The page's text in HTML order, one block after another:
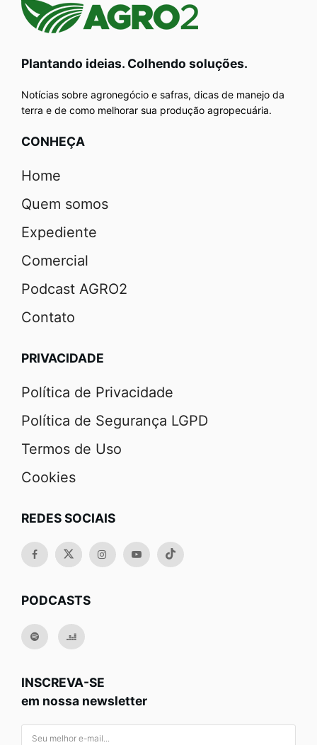
Plantando ideias. Colhendo soluções.
Notícias sobre agronegócio e safras, dicas de manejo da
terra e de como melhorar sua produção agropecuária.
CONHEÇA
Home
Quem somos
Expediente
Comercial
Podcast AGRO2
Contato
PRIVACIDADE
Política de Privacidade
Política de Segurança LGPD
Termos de Uso
Cookies
REDES SOCIAIS
PODCASTS
INSCREVA-SE
em nossa newsletter